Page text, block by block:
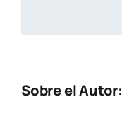
Sobre el Autor: